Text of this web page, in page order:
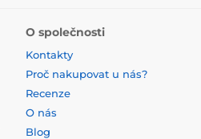
O společnosti
Kontakty
Proč nakupovat u nás?
Recenze
O nás
Blog